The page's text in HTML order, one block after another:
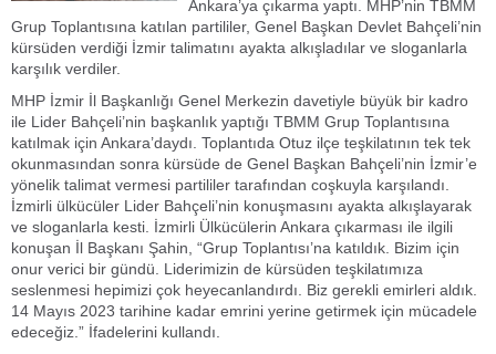
Ankara’ya çıkarma yaptı. MHP’nin TBMM
Grup Toplantısına katılan partililer, Genel Başkan Devlet Bahçeli’nin
kürsüden verdiği İzmir talimatını ayakta alkışladılar ve sloganlarla
karşılık verdiler.
MHP İzmir İl Başkanlığı Genel Merkezin davetiyle büyük bir kadro
ile Lider Bahçeli’nin başkanlık yaptığı TBMM Grup Toplantısına
katılmak için Ankara’daydı. Toplantıda Otuz ilçe teşkilatının tek tek
okunmasından sonra kürsüde de Genel Başkan Bahçeli’nin İzmir’e
yönelik talimat vermesi partililer tarafından coşkuyla karşılandı.
İzmirli ülkücüler Lider Bahçeli’nin konuşmasını ayakta alkışlayarak
ve sloganlarla kesti. İzmirli Ülkücülerin Ankara çıkarması ile ilgili
konuşan İl Başkanı Şahin, “Grup Toplantısı’na katıldık. Bizim için
onur verici bir gündü. Liderimizin de kürsüden teşkilatımıza
seslenmesi hepimizi çok heyecanlandırdı. Biz gerekli emirleri aldık.
14 Mayıs 2023 tarihine kadar emrini yerine getirmek için mücadele
edeceğiz.” İfadelerini kullandı.